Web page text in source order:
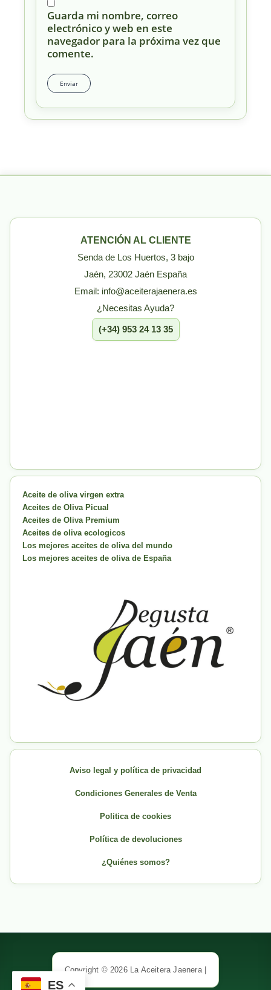
Guarda mi nombre, correo
electrónico y web en este
navegador para la próxima vez que
comente.
ATENCIÓN AL CLIENTE
Senda de Los Huertos, 3 bajo
Jaén, 23002 Jaén España
Email: info@aceiterajaenera.es
¿Necesitas Ayuda?
(+34) 953 24 13 35
Aceite de oliva virgen extra
Aceites de Oliva Picual
Aceites de Oliva Premium
Aceites de oliva ecologicos
Los mejores aceites de oliva del mundo
Los mejores aceites de oliva de España
Aviso legal y política de privacidad
Condiciones Generales de Venta
Politica de cookies
Política de devoluciones
¿Quiénes somos?
Copyright © 2026 La Aceitera Jaenera |
ES